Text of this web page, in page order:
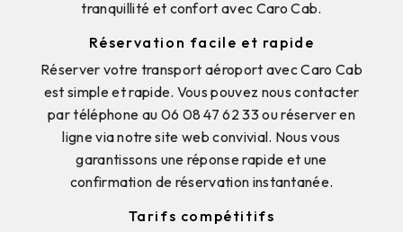
tranquillité et confort avec Caro Cab.
Réservation facile et rapide
Réserver votre transport aéroport avec Caro Cab
est simple et rapide. Vous pouvez nous contacter
par téléphone au 06 08 47 62 33 ou réserver en
ligne via notre site web convivial. Nous vous
garantissons une réponse rapide et une
confirmation de réservation instantanée.
Tarifs compétitifs